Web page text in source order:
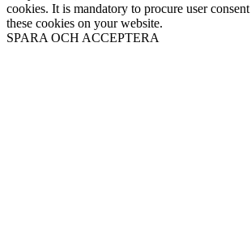
cookies. It is mandatory to procure user
these cookies on your website.
SPARA OCH ACCEPTERA